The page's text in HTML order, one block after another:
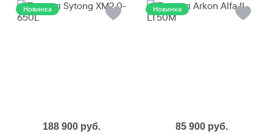
Новинка
188 900 руб.
Новинка
85 900 руб.